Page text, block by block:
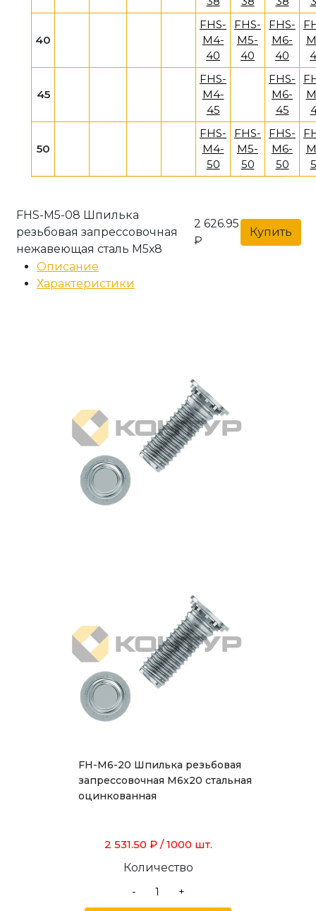
40
FHS-
M4-
40
FHS-
M5-
40
FHS-
M6-
40
45
FHS-
M4-
45
FHS-
M6-
45
50
FHS-
M4-
50
FHS-
M5-
50
FHS-
M6-
50
FHS-M5-08 Шпилька
резьбовая запрессовочная
нежавеющая сталь М5х8
2 626.95
₽
Купить
Описание
Характеристики
FH-M6-20 Шпилька резьбовая
запрессовочная М6х20 стальная
оцинкованная
2 531.50 ₽ / 1000 шт.
Количество
-
+